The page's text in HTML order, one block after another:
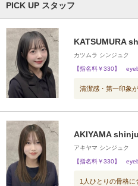
PICK UP スタッフ
KATSUMURA
カツムラ シンジュク
【指名料￥330】
清潔感・第一印象
AKIYAMA
アキヤマ シンジュク
【指名料￥330】
1人ひとりの骨格に